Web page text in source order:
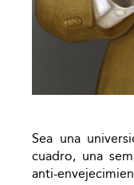
Sea una
cuadro, una
anti-